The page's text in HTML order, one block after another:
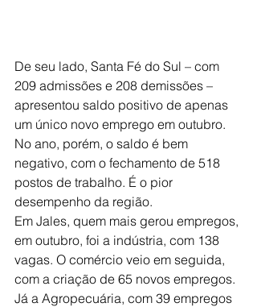
De seu lado, Santa Fé do Sul – com
209 admissões e 208 demissões –
apresentou saldo positivo de apenas
um único novo emprego em outubro.
No ano, porém, o saldo é bem
negativo, com o fechamento de 518
postos de trabalho. É o pior
desempenho da região.
Em Jales, quem mais gerou empregos,
em outubro, foi a indústria, com 138
vagas. O comércio veio em seguida,
com a criação de 65 novos empregos.
Já a Agropecuária, com 39 empregos